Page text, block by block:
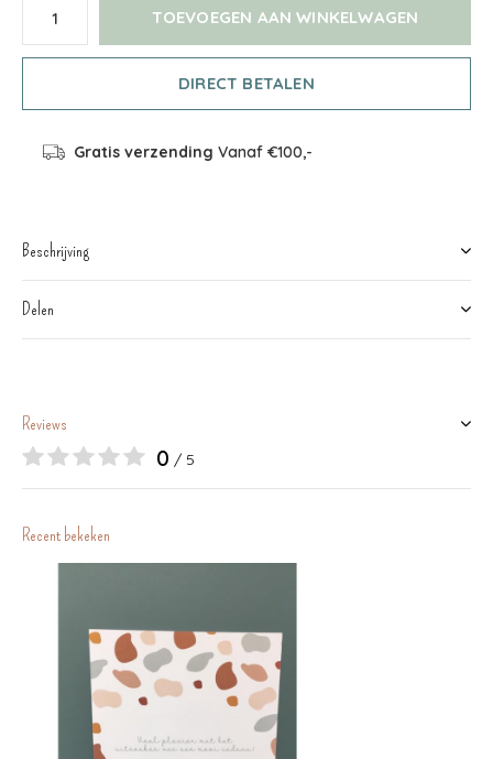
TOEVOEGEN AAN WINKELWAGEN
DIRECT BETALEN
Gratis verzending Vanaf €100,-
Beschrijving
Delen
Reviews
0 / 5
Recent bekeken